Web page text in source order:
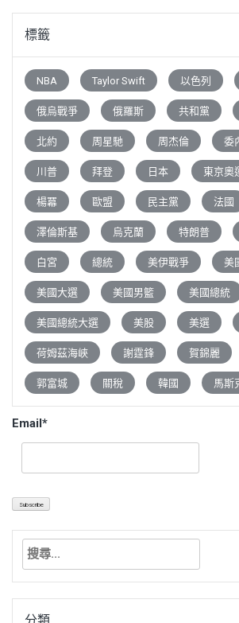
標籤
NBA Taylor Swift 以色列
俄烏戰爭 俄羅斯 共和黨
北約 周星馳 周杰倫 委
川普 拜登 日本 東京奧
楊冪 歐盟 民主黨 法國
澤倫斯基 烏克蘭 特朗普
白宮 總統 美伊戰爭 美
美國大選 美國男籃 美國總統
美國總統大選 美股 美選
荷姆茲海峽 謝霆鋒 賀錦麗
郭富城 關稅 韓國 馬斯
Email*
搜
關